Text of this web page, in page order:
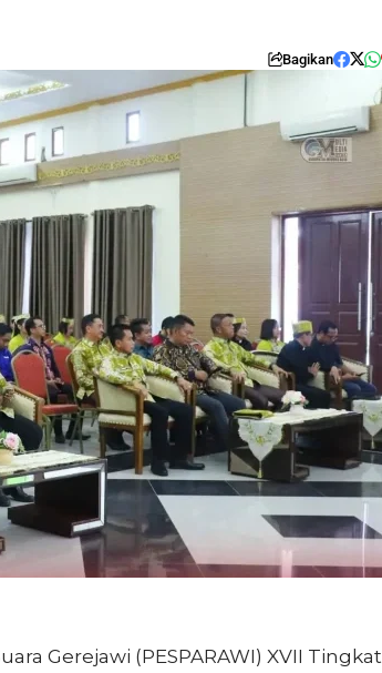
Bagikan
Gerejawi (PESPARAWI) XVII Tingkat